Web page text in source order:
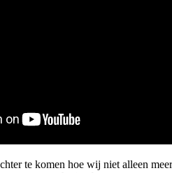
te komen hoe wij niet alleen